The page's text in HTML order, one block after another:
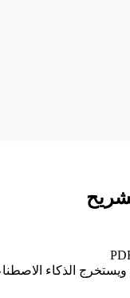
الاصطناعي البنى والتعريفات